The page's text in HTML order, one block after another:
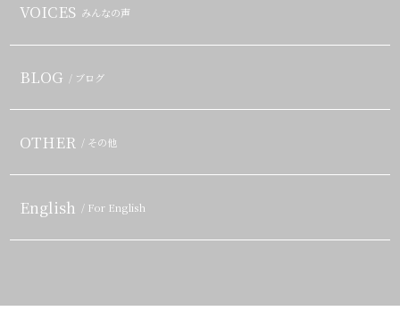
VOICES みんなの声
BLOG / ブログ
OTHER / その他
English / For English